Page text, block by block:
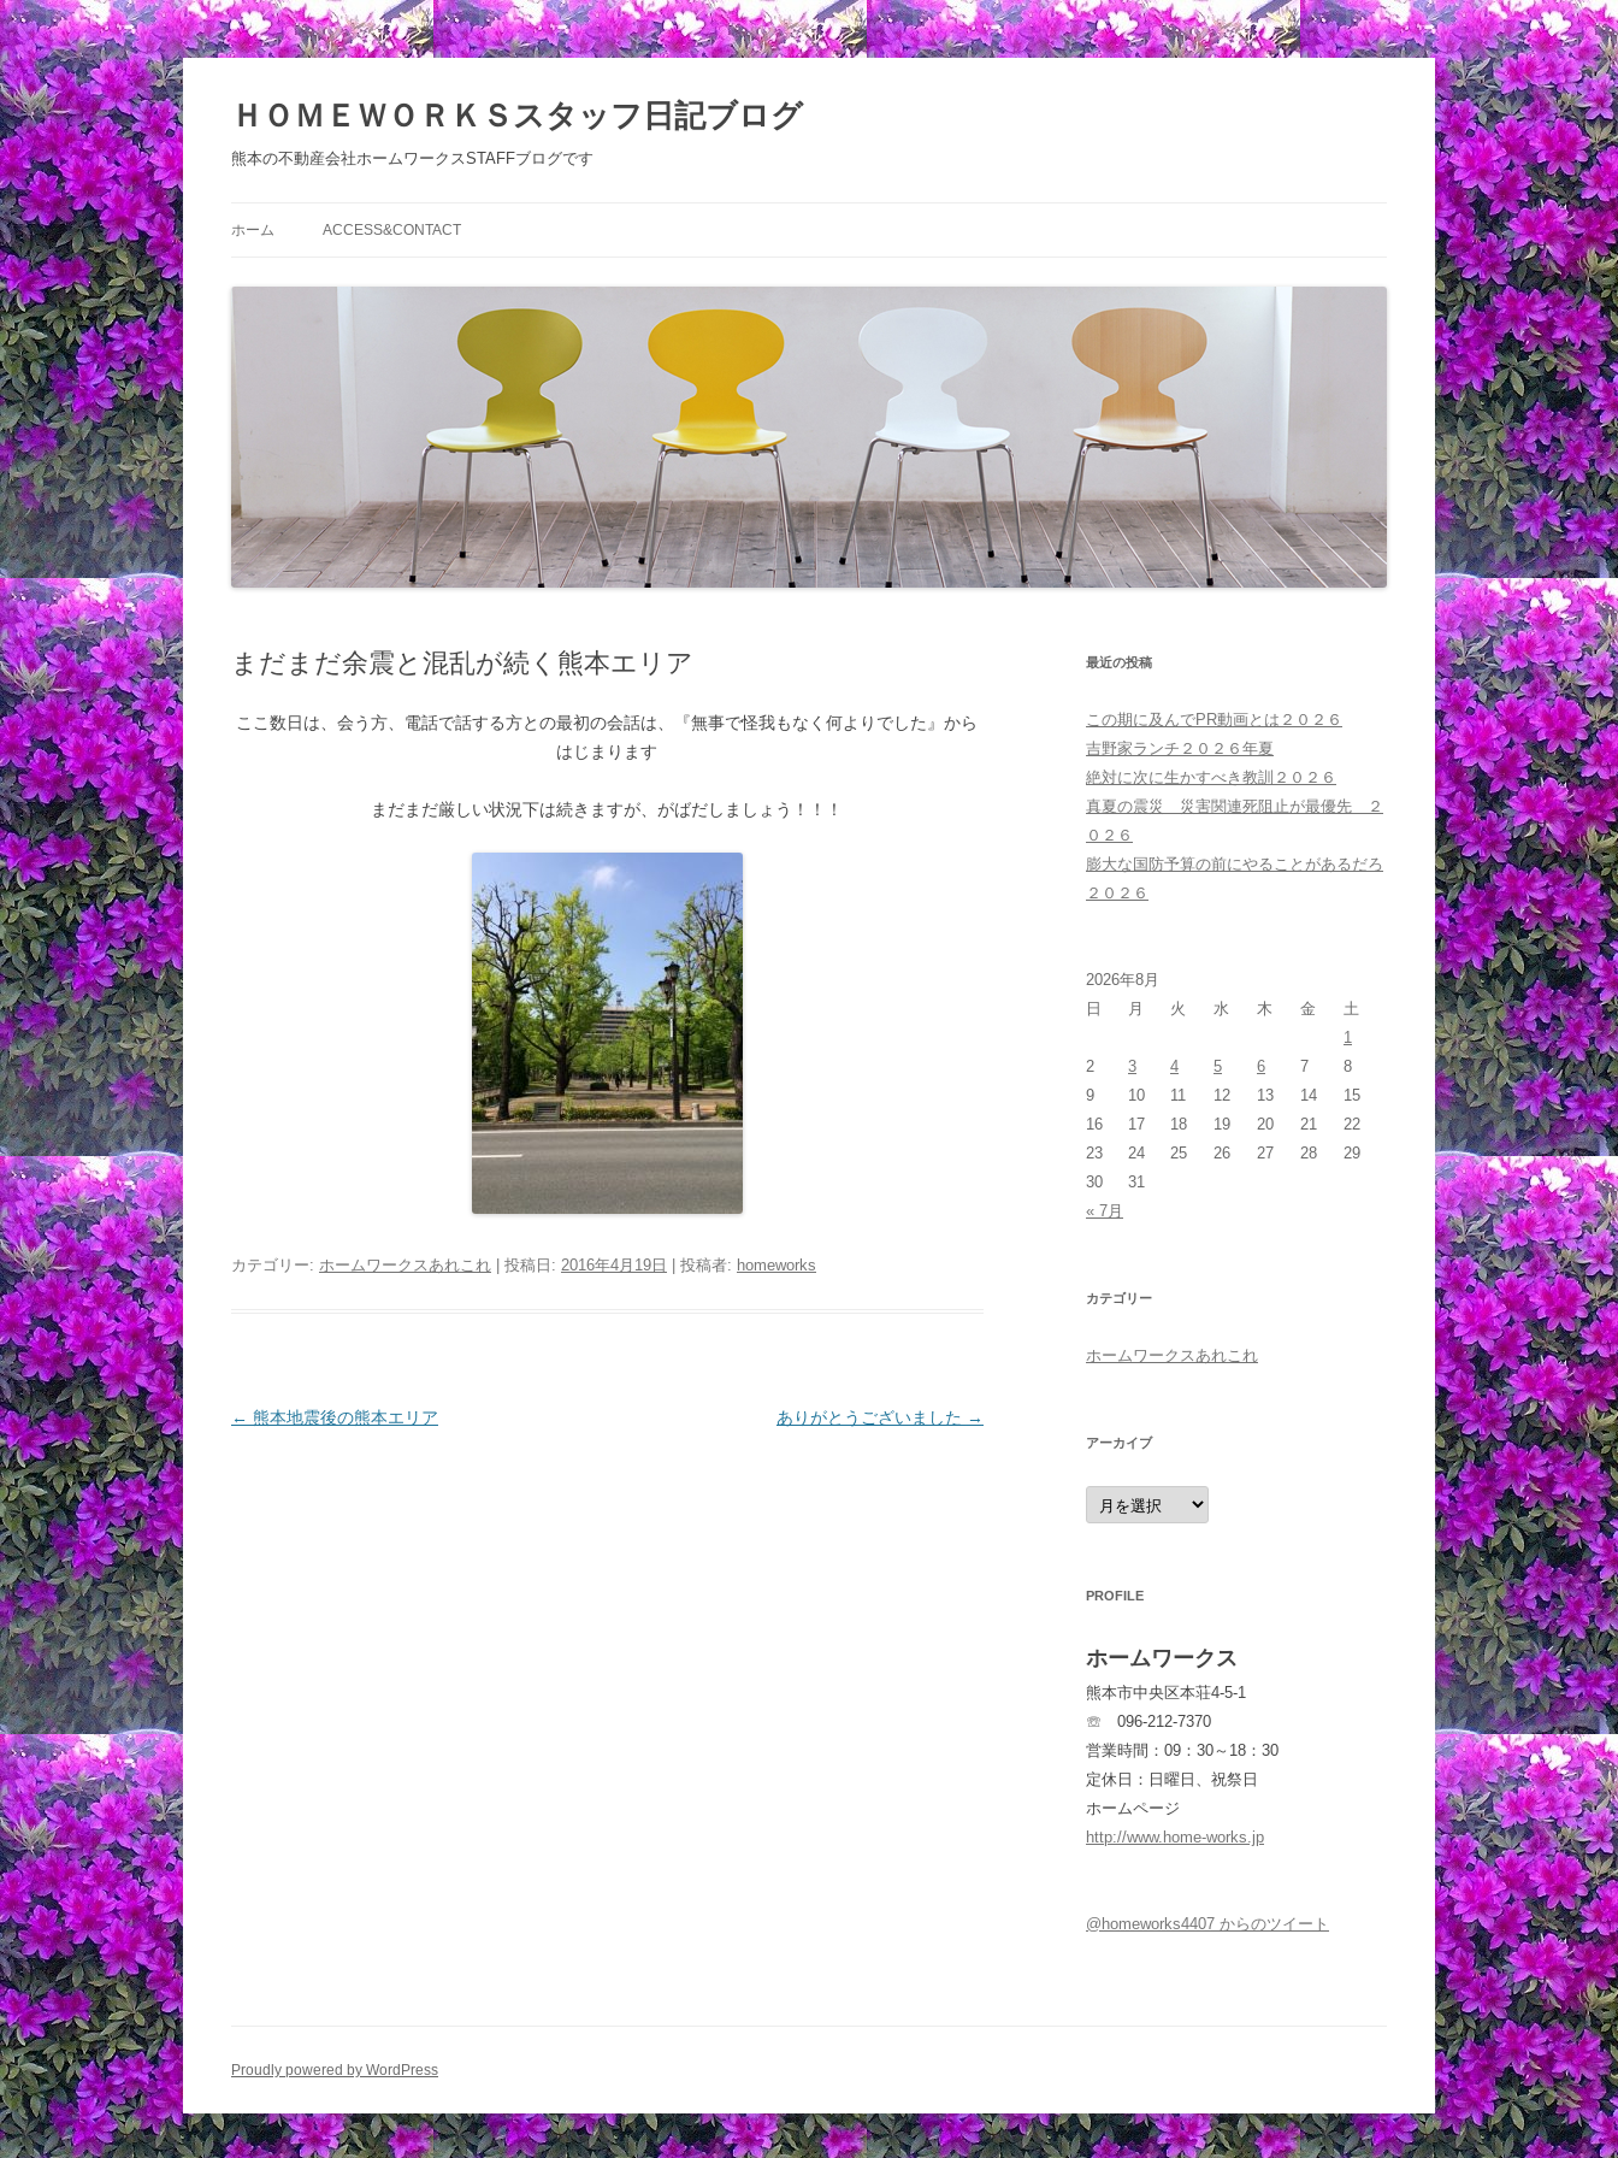
ン
ツ
へ
ス
ＨＯＭＥＷＯＲＫＳスタッフ日記ブログ
熊本の不動産会社ホームワークスSTAFFブログです
ホーム ACCESS&CONTACT
まだまだ余震と混乱が続く熊本エリア
ここ数日は、会う方、電話で話する方との最初の会話は、『無事で怪我もなく何よりでした』から
はじまります
まだまだ厳しい状況下は続きますが、がばだしましょう！！！
カテゴリー: ホームワークスあれこれ | 投稿日: 2016年4月19日 投稿者: homeworks
投
← 熊本地震後の熊本エリア ありがとうございました →
最近の投稿
この期に及んでPR動画とは２０２６
吉野家ランチ２０２６年夏
絶対に次に生かすべき教訓２０２６
真夏の震災 災害関連死阻止が最優先 ２
０２６
膨大な国防予算の前にやることがあるだろ
２０２６
2026年8月
日
月 火 水 木 金
土
1
2
3 4 5 6 7
8
9
10 11 12 13 14
15
16
17 18 19 20 21
22
23
24 25 26 27 28
29
30
31
« 7月
カテゴリー
ホームワークスあれこれ
アーカイブ
ア
ー
カ
PROFILE
ホームワークス
熊本市中央区本荘4-5-1
☏ 096-212-7370
営業時間：09：30～18：30
定休日：日曜日、祝祭日
ホームページ
http://www.home-works.jp
@homeworks4407 からのツイート
Proudly powered by WordPress